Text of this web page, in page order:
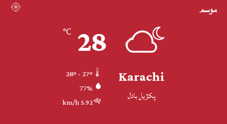
موسم
Karachi
پکڙيل بادل
28
℃
77%
5.92 km/h